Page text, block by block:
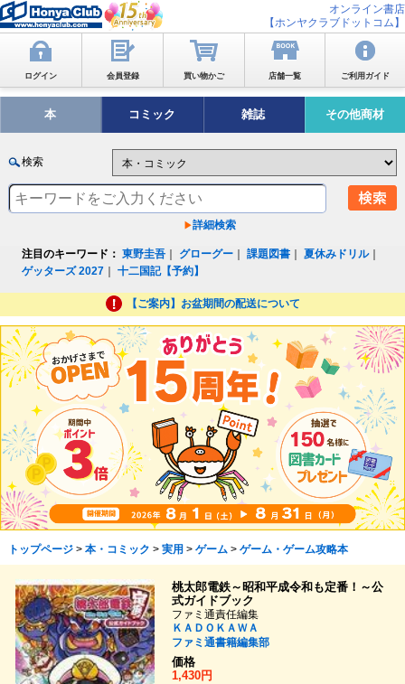
オンライン書店
【ホンヤクラブドットコム】
ログイン 会員登録 買い物かご 店舗一覧 ご利用ガイド
本 コミック 雑誌 その他商材
検索
詳細検索
注目のキーワード： 東野圭吾 グローグー ｜課題図書 ｜夏休みドリル｜
ゲッターズ 2027 ｜十二国記【予約】
【ご案内】お盆期間の配送について
トップページ> 本・コミック > 実用 > ゲーム > ゲーム・ゲーム攻略本
桃太郎電鉄～昭和平成令和も定番！～公
式ガイドブック
ファミ通責任編集
ＫＡＤＯＫＡＷＡ
ファミ通書籍編集部
価格
1,430円